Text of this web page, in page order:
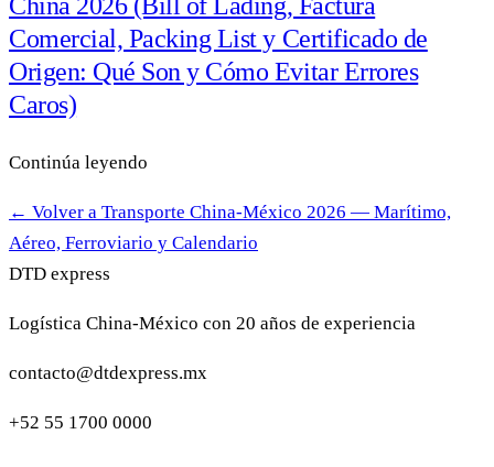
Comercial, Packing List y Certificado de
Origen: Qué Son y Cómo Evitar Errores
Caros)
Continúa leyendo
← Volver a Transporte China-México 2026 — Marítimo,
Aéreo, Ferroviario y Calendario
DTD express
Logística China-México con 20 años de experiencia
contacto@dtdexpress.mx
+52 55 1700 0000